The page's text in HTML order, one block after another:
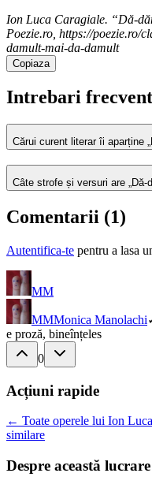
Ion Luca Caragiale. “Dă-
Poezie.ro, https://poezie.ro/
damult-mai-da-damult
Copiaza
Intrebari
Cărui curent literar îi aparține
Câte strofe și versuri are
Comentarii (1)
Autentifica-te pentru a lasa
MM
MMMonica Manolachi
e proză, bineînțeles
0
Acțiuni rapide
← Toate operele lui Ion
similare
Despre această lucrare